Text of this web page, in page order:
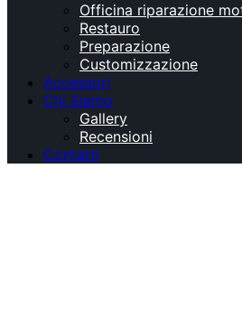
Officina riparazione
Restauro
Preparazione
Customizzazione
Accessori
Chi Siamo
Gallery
Recensioni
Contatti